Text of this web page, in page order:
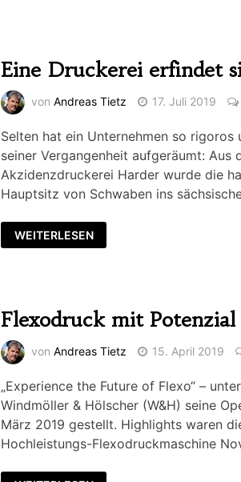
Eine Druckerei erfindet
von Andreas Tietz 17. Juli 2019
Selten hat ein Unternehmen so
seiner Vergangenheit aufgeräumt: Aus
Akzidenzdruckerei Harder wurde die
Hauptsitz von Schwaben ins
WEITERLESEN
Flexodruck mit Potenzial
von Andreas Tietz 15. April 2019
„Experience the Future of Flexo“ –
Windmöller & Hölscher (W&H) seine
März 2019 gestellt. Highlights waren
Hochleistungs-Flexodruckmaschine